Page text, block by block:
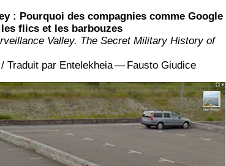
: Pour­quoi des com­pa­gnies comme Google
flics et les barbouzes
Val­ley. The Secret Mili­ta­ry His­to­ry of
Tra­duit par Ente­le­kheia — Faus­to Giudice